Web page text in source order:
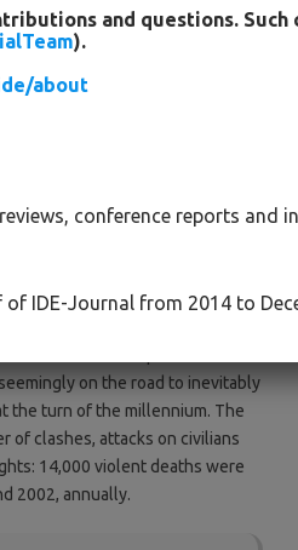
all M-19 members, eleven
the rest of unsuspecting
event significantly affected
murders and persecution, the
on the road to inevitably
the turn of the millennium. The
of clashes, attacks on civilians
14,000 violent deaths were
2002, annually.
and questions. Such
).
about
conference reports and
IDE-Journal from 2014 to